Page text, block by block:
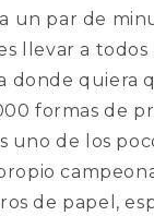
un par de
llevar a todos
quiera
formas de
uno de los
de papel,